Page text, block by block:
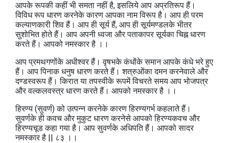
आपके रूपकी कहीं भी समता नहीं है, इसलिये आप अप्रतिरूप हैं।
विविध रूप धारण करनेके कारण आपका नाम विरूप है। आप ही परम
कल्याणकारी शिव हैं। आप ही सूर्य हैं, आप ही सूर्यमण्डलके भीतर
सुशोभित होते हैं। आप अपनी ध्वजा और पताकापर सूर्यका चिह्न धारण
करते हैं। आपको नमस्कार है ।।
आप प्रमथगणोंके अधीश्वर हैं। वृषभके कंधोंके समान आपके कंधे भरे हुए
हैं। आप पिनाक धनुष धारण करते हैं। शत्रुओंका दमन करनेवाले और
दण्डस्वरूप हैं। किरात या तपस्वीके रूपमें विचरते समय आप भोजपत्र
और वल्कलवस्त्र धारण करते हैं। आपको नमस्कार है ।।
हिरण्य (सुवर्ण) को उत्पन्न करनेके कारण हिरण्यगर्भ कहलाते हैं।
सुवर्णके ही कवच और मुकुट धारण करनेसे आपको हिरण्यकवच और
हिरण्यचूड कहा गया है। आप सुवर्णके अधिपति हैं। आपको सादर
नमस्कार है || ८३ ।।